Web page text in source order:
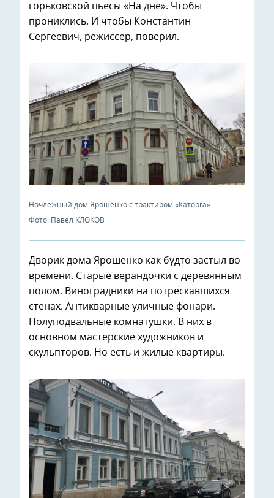
горьковской пьесы «На дне». Чтобы
прониклись. И чтобы Константин
Сергеевич, режиссер, поверил.
Ночлежный дом Ярошенко с трактиром «Каторга».
Фото: Павел КЛОКОВ
Дворик дома Ярошенко как будто застыл во
времени. Старые верандочки с деревянным
полом. Виноградники на потрескавшихся
стенах. Антикварные уличные фонари.
Полуподвальные комнатушки. В них в
основном мастерские художников и
скульпторов. Но есть и жилые квартиры.